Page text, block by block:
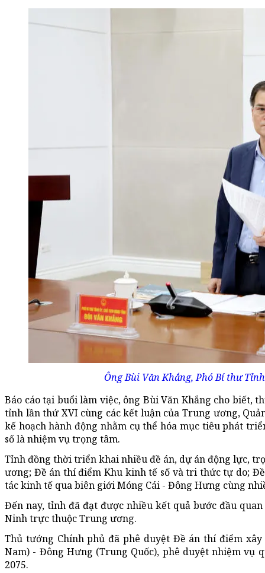
Ông Bùi Văn Khắng, Phó Bí thư
Báo cáo tại buổi làm việc, ông Bùi Văn Khắng cho
tỉnh lần thứ XVI cùng các kết luận của Trung ương,
kế hoạch hành động nhằm cụ thể hóa mục tiêu phát
số là nhiệm vụ trọng tâm.
Tỉnh đồng thời triển khai nhiều đề án, dự án động lực,
ương; Đề án thí điểm Khu kinh tế số và tri thức tự do;
tác kinh tế qua biên giới Móng Cái - Đông Hưng cùng
Đến nay, tỉnh đã đạt được nhiều kết quả bước đầu
Ninh trực thuộc Trung ương.
Thủ tướng Chính phủ đã phê duyệt Đề án thí điểm
Nam) - Đông Hưng (Trung Quốc), phê duyệt nhiệm vụ
2075.